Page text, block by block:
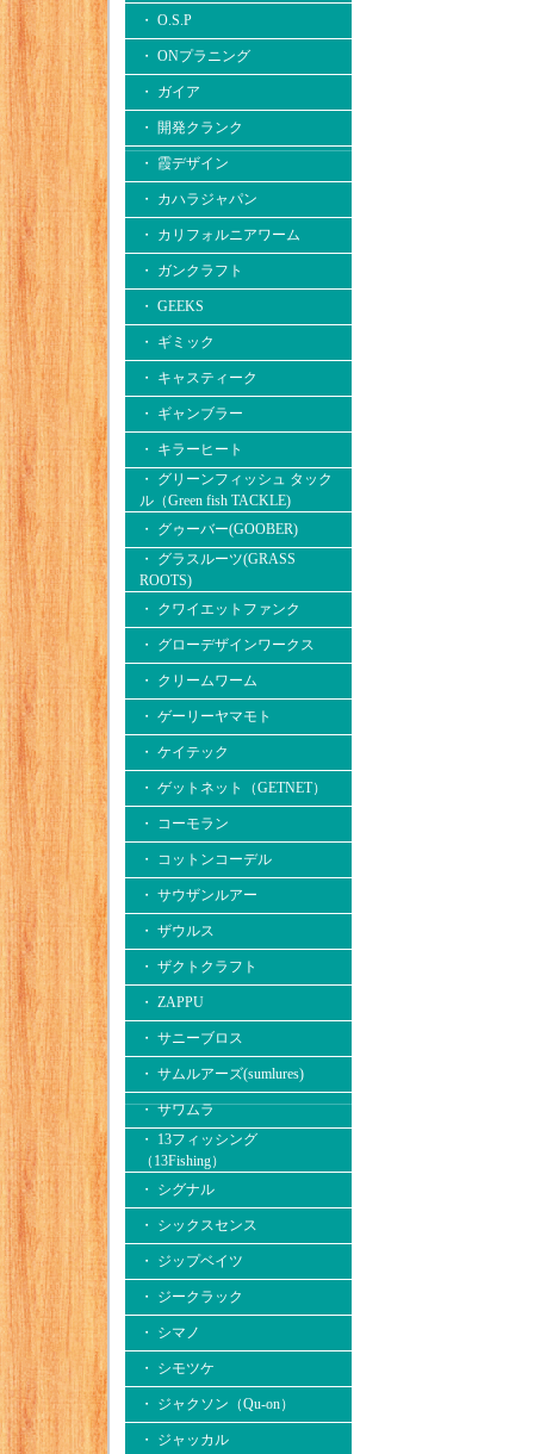
・ O.S.P
・ ONプラニング
・ ガイア
・ 開発クランク
・ 霞デザイン
・ カハラジャパン
・ カリフォルニアワーム
・ ガンクラフト
・ GEEKS
・ ギミック
・ キャスティーク
・ ギャンブラー
・ キラーヒート
・ グリーンフィッシュ タック
ル（Green fish TACKLE)
・ グゥーバー(GOOBER)
・ グラスルーツ(GRASS
ROOTS)
・ クワイエットファンク
・ グローデザインワークス
・ クリームワーム
・ ゲーリーヤマモト
・ ケイテック
・ ゲットネット（GETNET）
・ コーモラン
・ コットンコーデル
・ サウザンルアー
・ ザウルス
・ ザクトクラフト
・ ZAPPU
・ サニーブロス
・ サムルアーズ(sumlures)
・ サワムラ
・ 13フィッシング
（13Fishing）
・ シグナル
・ シックスセンス
・ ジップベイツ
・ ジークラック
・ シマノ
・ シモツケ
・ ジャクソン（Qu-on）
・ ジャッカル